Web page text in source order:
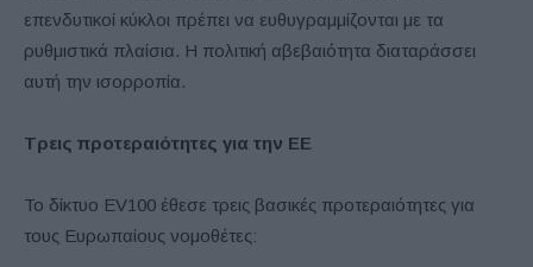
επενδυτικοί κύκλοι πρέπει να ευθυγραμμίζονται με τα
ρυθμιστικά πλαίσια. Η πολιτική αβεβαιότητα διαταράσσει
αυτή την ισορροπία.
Τρεις προτεραιότητες για την ΕΕ
Το δίκτυο EV100 έθεσε τρεις βασικές προτεραιότητες για
τους Ευρωπαίους νομοθέτες: